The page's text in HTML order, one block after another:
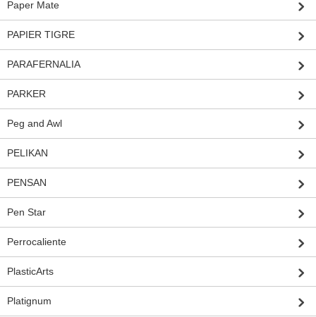
Paper Mate
PAPIER TIGRE
PARAFERNALIA
PARKER
Peg and Awl
PELIKAN
PENSAN
Pen Star
Perrocaliente
PlasticArts
Platignum